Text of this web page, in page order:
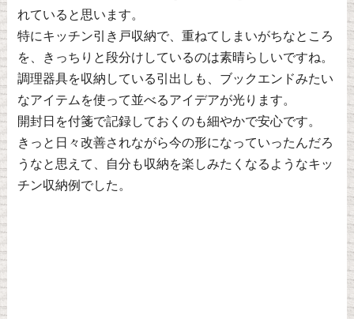
れていると思います。
特にキッチン引き戸収納で、重ねてしまいがちなところ
を、きっちりと段分けしているのは素晴らしいですね。
調理器具を収納している引出しも、ブックエンドみたい
なアイテムを使って並べるアイデアが光ります。
開封日を付箋で記録しておくのも細やかで安心です。
きっと日々改善されながら今の形になっていったんだろ
うなと思えて、自分も収納を楽しみたくなるようなキッ
チン収納例でした。